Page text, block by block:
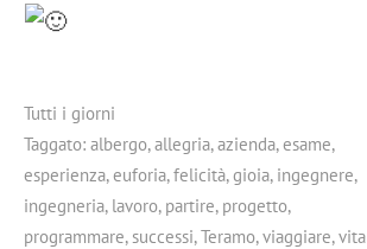
Tutti i giorni
Taggato: albergo,allegria,azienda,esame,
esperienza,euforia,felicità,gioia, ingegnere,
ingegneria, lavoro, partire, progetto,
programmare,successi,Teramo,viaggiare,vita